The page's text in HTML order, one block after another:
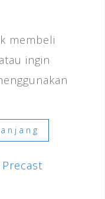
membeli
ingin